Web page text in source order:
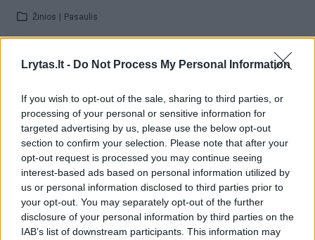
Lrytas.lt - Do Not Process My Personal Information
If you wish to opt-out of the sale, sharing to third parties, or
processing of your personal or sensitive information for
targeted advertising by us, please use the below opt-out
section to confirm your selection. Please note that after your
opt-out request is processed you may continue seeing
interest-based ads based on personal information utilized by
us or personal information disclosed to third parties prior to
your opt-out. You may separately opt-out of the further
disclosure of your personal information by third parties on the
IAB’s list of downstream participants. This information may
Žinios Pasaulis
00:04:00
Kuprines pasvėrę specialistai įspėja apie pavojingą
Lietuvos diena
Visi įrašai
Žiūrimiausi įrašai